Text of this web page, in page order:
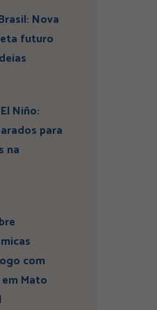
Nova
futuro
Niño:
para
na
com
Mato